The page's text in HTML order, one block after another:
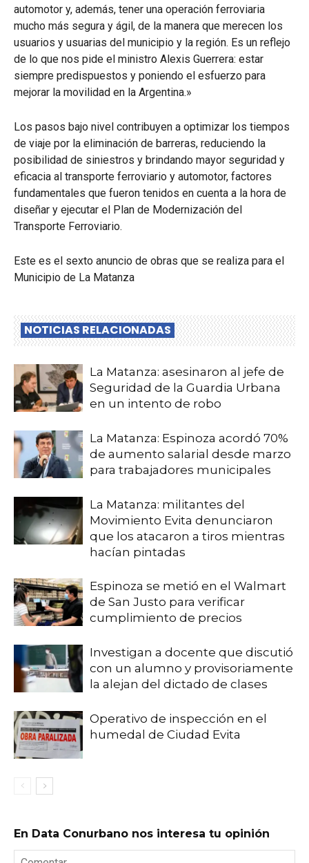
automotor y, además, tener una operación ferroviaria
mucho más segura y ágil, de la manera que merecen los
usuarios y usuarias del municipio y la región. Es un reflejo
de lo que nos pide el ministro Alexis Guerrera: estar
siempre predispuestos y poniendo el esfuerzo para
mejorar la movilidad en la Argentina.»
Los pasos bajo nivel contribuyen a optimizar los tiempos
de viaje por la eliminación de barreras, reduciendo la
posibilidad de siniestros y brindando mayor seguridad y
eficacia al transporte ferroviario y automotor, factores
fundamentales que fueron tenidos en cuenta a la hora de
diseñar y ejecutar el Plan de Modernización del
Transporte Ferroviario.
Este es el sexto anuncio de obras que se realiza para el
Municipio de La Matanza
NOTICIAS RELACIONADAS
La Matanza: asesinaron al jefe de
Seguridad de la Guardia Urbana
en un intento de robo
La Matanza: Espinoza acordó 70%
de aumento salarial desde marzo
para trabajadores municipales
La Matanza: militantes del
Movimiento Evita denunciaron
que los atacaron a tiros mientras
hacían pintadas
Espinoza se metió en el Walmart
de San Justo para verificar
cumplimiento de precios
Investigan a docente que discutió
con un alumno y provisoriamente
la alejan del dictado de clases
Operativo de inspección en el
humedal de Ciudad Evita
En Data Conurbano nos interesa tu opinión